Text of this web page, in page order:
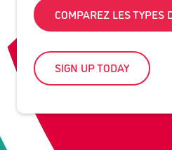
COMPAREZ LES TYPES
SIGN UP TODAY